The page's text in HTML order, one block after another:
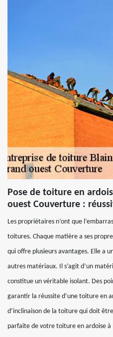
Pose de toiture en
ouest Couverture :
Les propriétaires n’ont que
toitures. Chaque matière a ses
qui offre plusieurs avantages. Elle a
autres matériaux. Il s’agit d’un
constitue un véritable isolant. Des
garantir la réussite d’une toiture en
d’inclinaison de la toiture qui doit
parfaite de votre toiture en ardoise à